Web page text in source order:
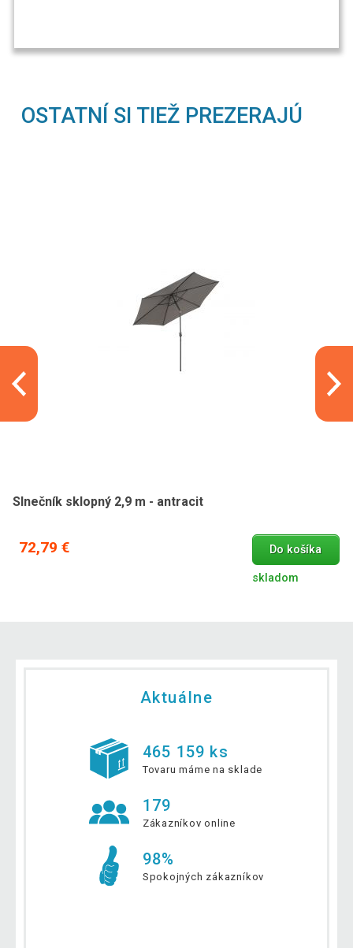
OSTATNÍ SI TIEŽ PREZERAJÚ
Slnečník sklopný 2,9 m - antracit
72,79 € Do košíka
skladom
Aktuálne
465 159 ks
Tovaru máme na sklade
179
Zákazníkov online
98%
Spokojných zákazníkov